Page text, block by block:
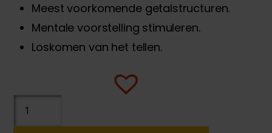
Meest voorkomende getalstructuren.
Mentale voorstelling stimuleren.
Loskomen van het tellen.
Getalbeelden